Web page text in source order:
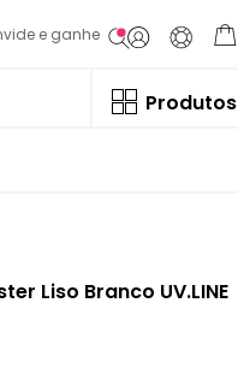
e ganhe
Produtos
Liso Branco UV.LINE